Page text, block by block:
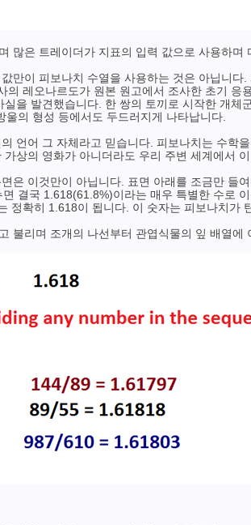
많은 트레이더가 지표의 입력 값으로 사용하며
만이 피보나치 수열을 사용하는 것은 아닙니
의 레오나르도가 원본 원고에서 조사한 초기
을 발견했습니다. 한 쌍의 토끼로 시작한 개
의 형성 등에서도 두드러지게 나타납니다.
언어 그 자체라고 믿습니다. 피보나치는 수
상의 영화가 아니더라도 우리 주변 세계에서
은 이것만이 아닙니다. 표면 아래를 조금만
결국 1.618(61.8%)이라는 매우 특별한 수로
정확히 1.618이 됩니다. 이 숫자는 피보나치가
불리며 조개의 나선부터 관엽식물의 잎 배열에